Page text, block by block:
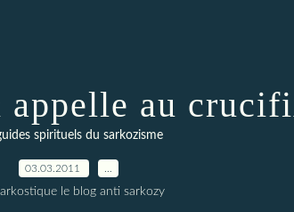
appelle au
spirituels du sarkozisme
03.03.2011
le blog anti sarkozy